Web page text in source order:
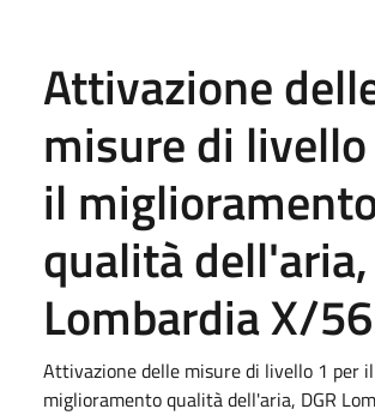
Attivazione
misure di
il
qualità dell'aria,
Lombardia X/
Attivazione delle misure di livello 1 per il
miglioramento qualità dell'aria, DGR